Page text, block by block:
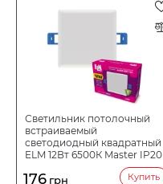
Светильник потолочный
встраиваемый
светодиодный квадратный
ELM 12Вт 6500К Master IP20
176 грн Купить